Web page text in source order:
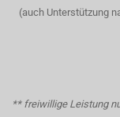
(auch Unterstützung
** freiwillige Leistung